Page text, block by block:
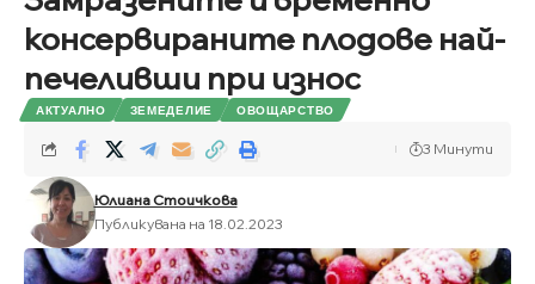
консервираните плодове най-
печеливши при износ
АКТУАЛНО ЗЕМЕДЕЛИЕ ОВОЩАРСТВО
Юлиана Стоичкова
Публикувана на 18.02.2023
3 Минути